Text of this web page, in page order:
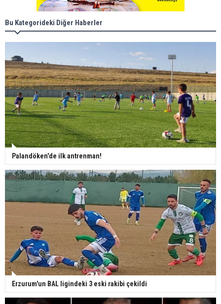
Bu Kategorideki Diğer Haberler
Palandöken'de ilk antrenman!
Erzurum'un BAL ligindeki 3 eski rakibi çekildi